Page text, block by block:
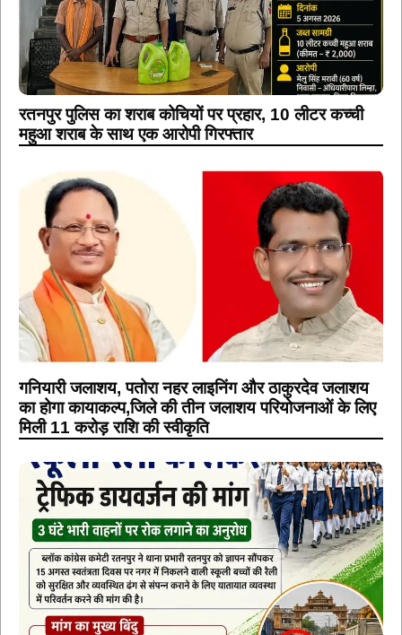
रतनपुर पुलिस का शराब कोचियों पर प्रहार, 10 लीटर कच्ची
महुआ शराब के साथ एक आरोपी गिरफ्तार
गनियारी जलाशय, पतोरा नहर लाइनिंग और ठाकुरदेव जलाशय
का होगा कायाकल्प,जिले की तीन जलाशय परियोजनाओं के लिए
मिली 11 करोड़ राशि की स्वीकृति